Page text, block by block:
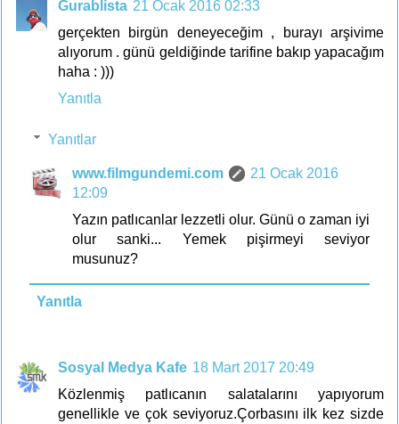
Gurablista 21 Ocak 2016 02:33
gerçekten birgün deneyeceğim , burayı arşivime
alıyorum . günü geldiğinde tarifine bakıp yapacağım
haha : )))
Yanıtla
Yanıtlar
www.filmgundemi.com
21 Ocak 2016
12:09
Yazın patlıcanlar lezzetli olur. Günü o zaman iyi
olur sanki... Yemek pişirmeyi seviyor
musunuz?
Yanıtla
Sosyal Medya Kafe 18 Mart 2017 20:49
Közlenmiş patlıcanın salatalarını yapıyorum
genellikle ve çok seviyoruz.Çorbasını ilk kez sizde